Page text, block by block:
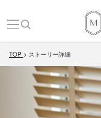
TOP ストーリー詳細